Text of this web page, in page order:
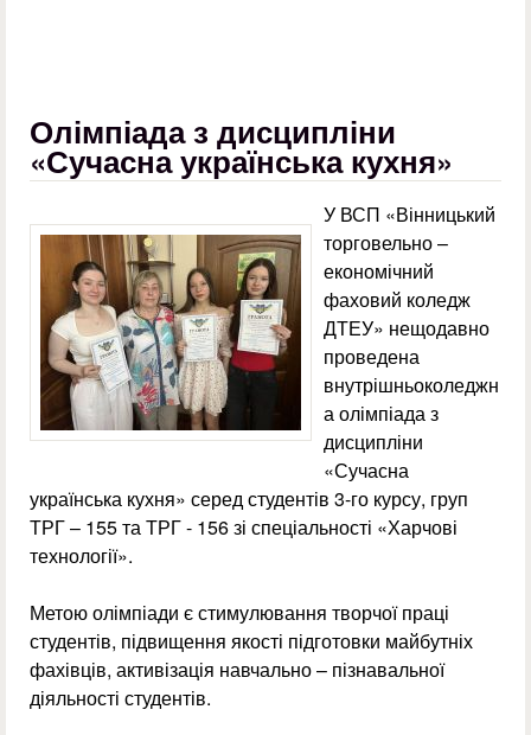
Олімпіада з дисципліни
«Сучасна українська кухня»
У ВСП «Вінницький
торговельно –
економічний
фаховий коледж
ДТЕУ» нещодавно
проведена
внутрішньоколеджн
а олімпіада з
дисципліни
«Сучасна
українська кухня» серед студентів 3-го курсу, груп
ТРГ – 155 та ТРГ - 156 зі спеціальності «Харчові
технології».
Метою олімпіади є стимулювання творчої праці
студентів, підвищення якості підготовки майбутніх
фахівців, активізація навчально – пізнавальної
діяльності студентів.